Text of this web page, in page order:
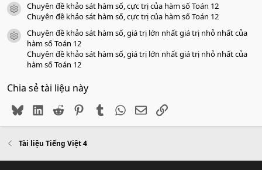
icon tài liệu
Chuyên đề khảo sát hàm số, cực trị của hàm số Toán 12
Chuyên đề khảo sát hàm số, cực trị của hàm số Toán 12
icon tài liệu
Chuyên đề khảo sát hàm số, giá trị lớn nhất giá trị nhỏ nhất của
hàm số Toán 12
Chuyên đề khảo sát hàm số, giá trị lớn nhất giá trị nhỏ nhất của
hàm số Toán 12
Chia sẻ tài liệu này
BlueskyLinkedIn
Reddit PinterestTumblr WhatsApp
EmailLink
Tài liệu Tiếng Việt 4